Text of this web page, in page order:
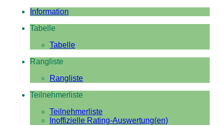
Information
Tabelle
Tabelle
Rangliste
Rangliste
Teilnehmerliste
Teilnehmerliste
Inoffizielle Rating-Auswertung(en)